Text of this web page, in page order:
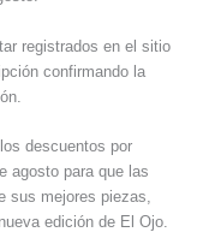
registrados en el sitio
confirmando la
descuentos por
agosto para que las
sus mejores piezas,
edición de El Ojo.